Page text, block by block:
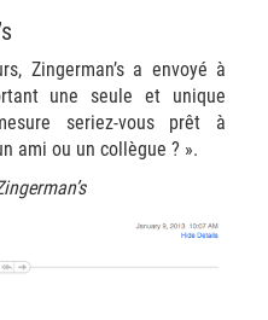
Zingerman’s a envoyé à
une seule et unique
seriez-vous prêt à
ami ou un collègue ? ».